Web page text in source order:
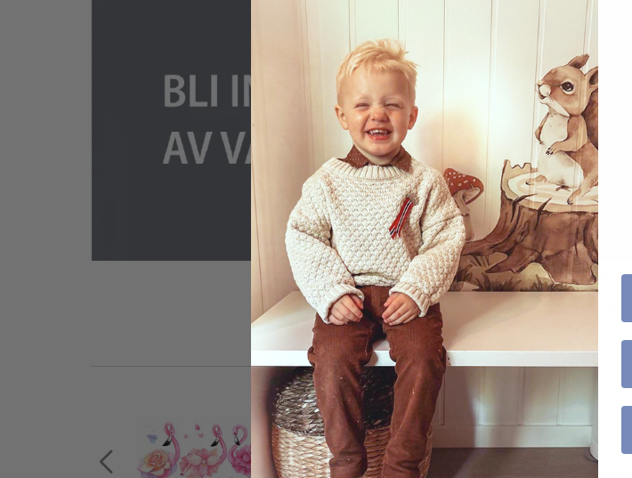
Ekte inspirasjon fra
Merk ditt med
Produkter